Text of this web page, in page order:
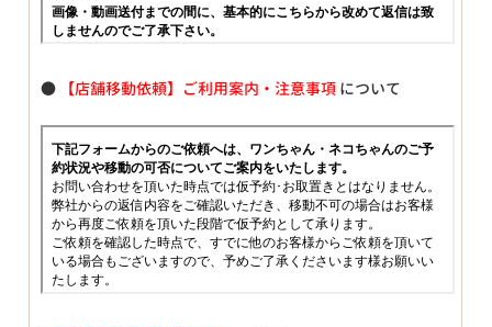
● 【店舗移動依頼】ご利用案内・注意事項 について